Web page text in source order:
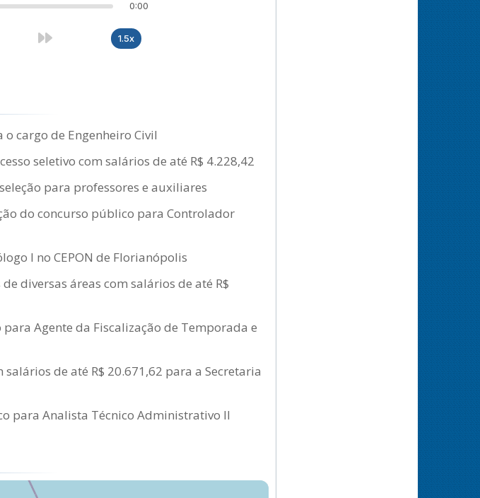
0:00
1.5x
o cargo de Engenheiro Civil
seletivo com salários de até R$ 4.228,42
para professores e auxiliares
do concurso público para Controlador
I no CEPON de Florianópolis
diversas áreas com salários de até R$
Agente da Fiscalização de Temporada e
de até R$ 20.671,62 para a Secretaria
para Analista Técnico Administrativo II